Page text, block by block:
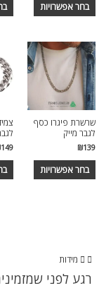
בחר אפשרויות
שרשרת פיגרו כסף
לגבר מייק
₪139
בחר אפשרויות
149
מידות
רגע לפני